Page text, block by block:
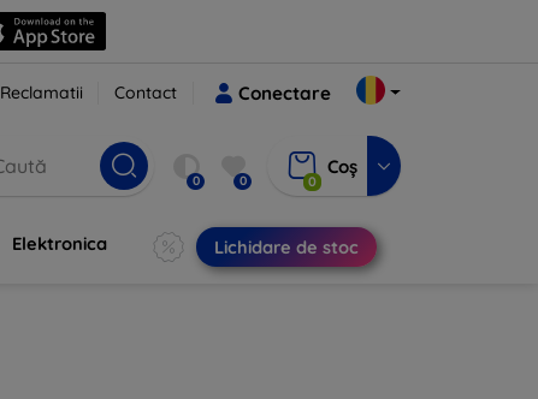
Reclamatii Contact Conectare
0 0 0
Coș
Elektronica Lichidare de stoc